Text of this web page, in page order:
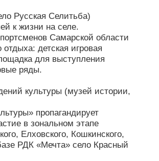
Русская Селитьба)
к жизни на селе.
Самарской области
детская игровая
для выступления
ряды.
культуры (музей истории,
пропагандирует
в зональном этапе
Елховского, Кошкинского,
РДК «Мечта» село Красный